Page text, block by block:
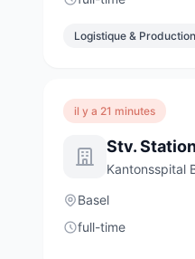
Logistique & Production
il y a 21 minutes
Stv.
Kantonsspital
Basel
full-time